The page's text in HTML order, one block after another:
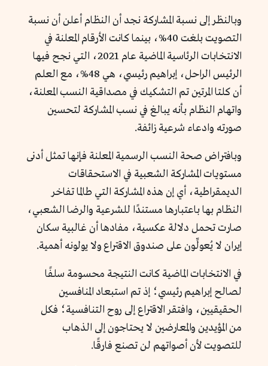
وبالنظر إلى نسبة المشاركة نجد أن النظام أعلن أن نسبة
التصويت بلغت 40%، بينما كانت الأرقام المعلنة في
الانتخابات الرئاسية الماضية عام 2021، التي نجح فيها
الرئيس الراحل، إبراهيم رئيسي، هي 48%، مع العلم
أن كلتا المرتين تم التشكيك في مصداقية النسب المعلنة،
واتهام النظام بأنه يبالغ في نسب المشاركة لتحسين
صورته وادعاء شرعية زائفة.
وبافتراض صحة النسب الرسمية المعلنة فإنها تمثل أدنى
مستويات المشاركة الشعبية في الاستحقاقات
الديمقراطية، أي إن هذه المشاركة التي طالما تفاخر
النظام بها باعتبارها مستندًا للشرعية والرضا الشعبي،
صارت تحمل دلالة عكسية، مفادها أن غالبية سكان
إيران لا يُعولِّون على صندوق الاقتراع ولا يولونه أهمية.
في الانتخابات الماضية كانت النتيجة محسومة سلفًا
لصالح إبراهيم رئيسي؛ إذ تم استبعاد المنافسين
الحقيقيين، وافتقر الاقتراع إلى روح التنافسية؛ فكل
من المؤيدين والمعارضين لا يحتاجون إلى الذهاب
للتصويت لأن أصواتهم لن تصنع فارقًا.